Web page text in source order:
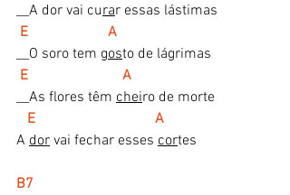
__A dor vai curar essas lástimas
E                      A
__O soro tem gosto de lágrimas
E                          A
__As flores têm cheiro de morte
E                                 A
A dor vai fechar esses cortes
B7